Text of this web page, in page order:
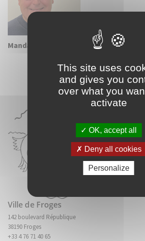
This site uses
and gives you
over what you
activate
OK, accept all
Deny all cookies
Personalize
Mandat : Conseillère municipale
Ville de Froges
142 boulevard République
38190 Froges
+33 4 76 71 40 65